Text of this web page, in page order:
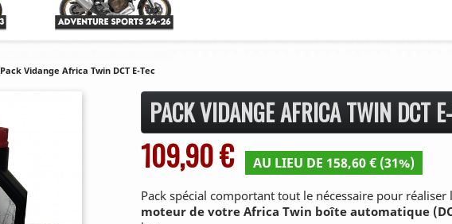
Pack Vidange Africa Twin DCT E-Tec
PACK VIDANGE AFRICA TWIN DCT
109,90 € AU LIEU DE 158,60 € (31%)
Pack spécial comportant tout le nécessaire pour réaliser
moteur de votre Africa Twin boîte automatique